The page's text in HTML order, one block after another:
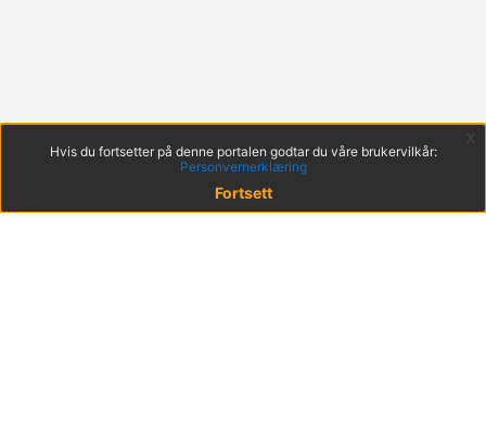
Hvis du fortsetter på denne portalen godtar du våre brukervilkår:
Personvernerklæring
Fortsett
x